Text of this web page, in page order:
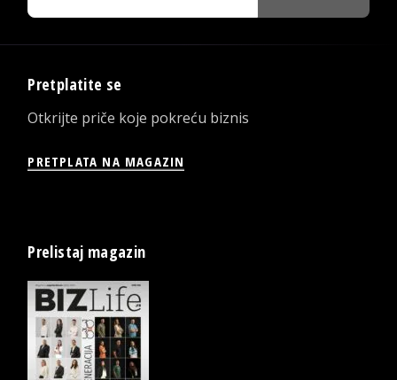
Pretplatite se
Otkrijte priče koje pokreću biznis
PRETPLATA NA MAGAZIN
Prelistaj magazin